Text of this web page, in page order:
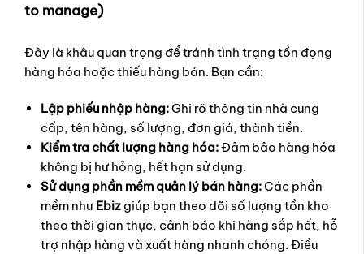
to manage)
Đây là khâu quan trọng để tránh tình trạng tồn đọng
hàng hóa hoặc thiếu hàng bán. Bạn cần:
Lập phiếu nhập hàng:Ghi rõ thông tin nhà cung
cấp, tên hàng, số lượng, đơn giá, thành tiền.
Kiểm tra chất lượng hàng hóa:Đảm bảo hàng hóa
không bị hư hỏng, hết hạn sử dụng.
Sử dụng phần mềm quản lý bán hàng:Các phần
mềm như Ebiz giúp bạn theo dõi số lượng tồn kho
theo thời gian thực, cảnh báo khi hàng sắp hết, hỗ
trợ nhập hàng và xuất hàng nhanh chóng. Điều